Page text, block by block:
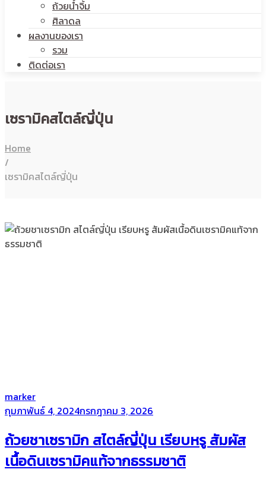
ถ้วยน้ำจิ้ม
ศิลาดล
ผลงานของเรา
รวม
ติดต่อเรา
เซรามิคสไตล์ญี่ปุ่น
Home
/
เซรามิคสไตล์ญี่ปุ่น
by
marker
Posted
กุมภาพันธ์ 4, 2024กรกฎาคม 3, 2026
ถ้วยชาเซรามิก สไตล์ญี่ปุ่น เรียบหรู สัมผัส
เนื้อดินเซรามิคแท้จากธรรมชาติ